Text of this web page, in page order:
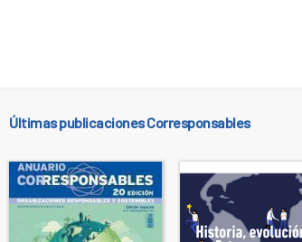
Últimas publicaciones Corresponsables